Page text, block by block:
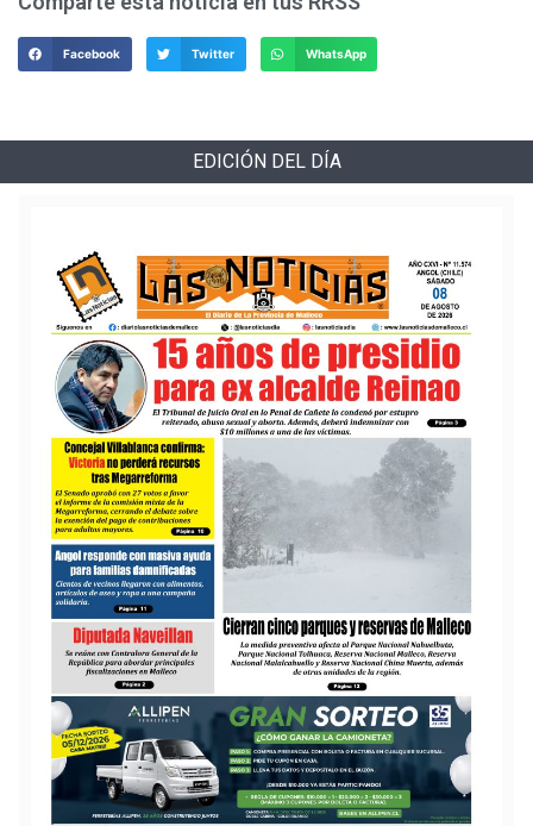
Facebook Twitter WhatsApp
EDICIÓN DEL DÍA